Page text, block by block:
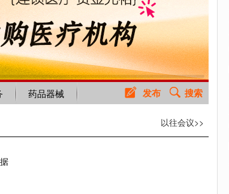
药品器械 搜索
发布
以往会议>>